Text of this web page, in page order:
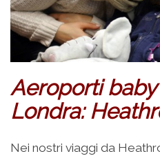
Aeroporti
Londra:
Nei nostri viaggi da